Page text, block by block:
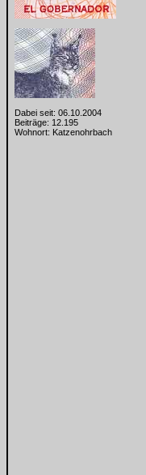
Dabei seit: 06.10.2004
Beiträge: 12.195
Wohnort: Katzenohrbach